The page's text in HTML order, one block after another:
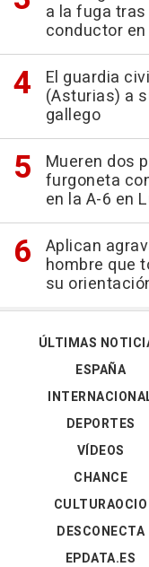
a la fuga
conductor
El guardia
(Asturias) a
gallego
Mueren dos
furgoneta
en la A-6 en
Aplican
hombre que
su
ÚLTIMAS
ESPAÑA
DEPORTES
VÍDEOS
CHANCE
CULTURAOCIO
DESCONECTA
EPDATA.ES